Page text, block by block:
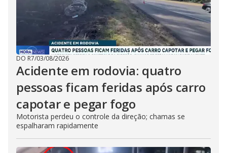
DO R7/03/08/2026
Acidente em rodovia: quatro
pessoas ficam feridas após carro
capotar e pegar fogo
Motorista perdeu o controle da direção; chamas se
espalharam rapidamente